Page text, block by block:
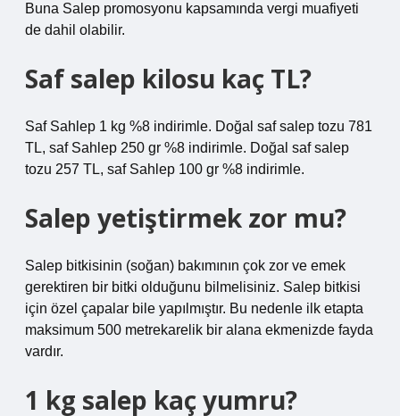
Buna Salep promosyonu kapsamında vergi muafiyeti
de dahil olabilir.
Saf salep kilosu kaç TL?
Saf Sahlep 1 kg %8 indirimle. Doğal saf salep tozu 781
TL, saf Sahlep 250 gr %8 indirimle. Doğal saf salep
tozu 257 TL, saf Sahlep 100 gr %8 indirimle.
Salep yetiştirmek zor mu?
Salep bitkisinin (soğan) bakımının çok zor ve emek
gerektiren bir bitki olduğunu bilmelisiniz. Salep bitkisi
için özel çapalar bile yapılmıştır. Bu nedenle ilk etapta
maksimum 500 metrekarelik bir alana ekmenizde fayda
vardır.
1 kg salep kaç yumru?